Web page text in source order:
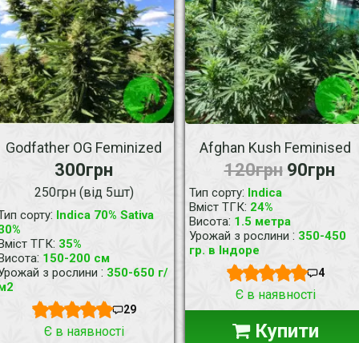
Godfather OG Feminized
300грн
250грн (від 5шт)
сорту: Indica 70% Sativa
ТГК: 35%
: 150-200 см
з рослини : 350-650 г/
29
Є в наявності
Afghan Kush Feminised
120грн 90грн
Тип сорту: Indica
Вміст ТГК: 24%
Висота: 1.5 метра
Урожай з рослини : 350-450
гр. в Індоре
4
Є в наявності
Купити